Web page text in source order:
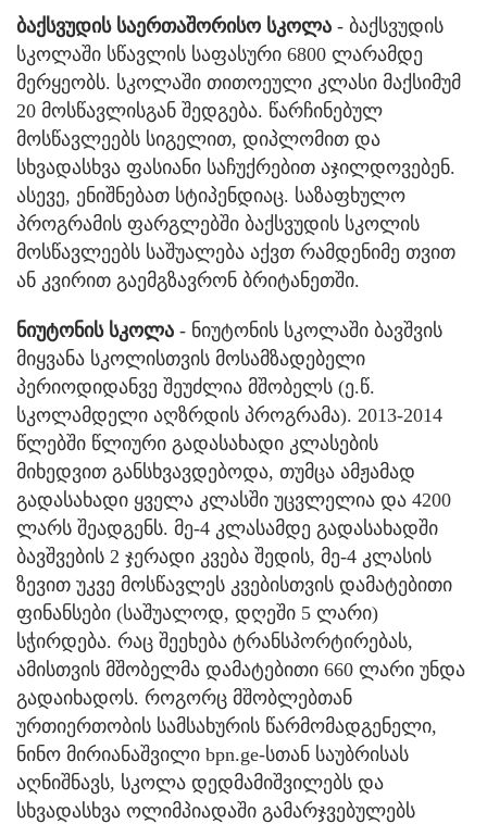
ბაქსვუდის საერთაშორისო სკოლა - ბაქსვუდის
სკოლაში სწავლის საფასური 6800 ლარამდე
მერყეობს. სკოლაში თითოეული კლასი მაქსიმუმ
20 მოსწავლისგან შედგება. წარჩინებულ
მოსწავლეებს სიგელით, დიპლომით და
სხვადასხვა ფასიანი საჩუქრებით აჯილდოვებენ.
ასევე, ენიშნებათ სტიპენდიაც. საზაფხულო
პროგრამის ფარგლებში ბაქსვუდის სკოლის
მოსწავლეებს საშუალება აქვთ რამდენიმე თვით
ან კვირით გაემგზავრონ ბრიტანეთში.
ნიუტონის სკოლა - ნიუტონის სკოლაში ბავშვის
მიყვანა სკოლისთვის მოსამზადებელი
პერიოდიდანვე შეუძლია მშობელს (ე.წ.
სკოლამდელი აღზრდის პროგრამა). 2013-2014
წლებში წლიური გადასახადი კლასების
მიხედვით განსხვავდებოდა, თუმცა ამჟამად
გადასახადი ყველა კლასში უცვლელია და 4200
ლარს შეადგენს. მე-4 კლასამდე გადასახადში
ბავშვების 2 ჯერადი კვება შედის, მე-4 კლასის
ზევით უკვე მოსწავლეს კვებისთვის დამატებითი
ფინანსები (საშუალოდ, დღეში 5 ლარი)
სჭირდება. რაც შეეხება ტრანსპორტირებას,
ამისთვის მშობელმა დამატებითი 660 ლარი უნდა
გადაიხადოს. როგორც მშობლებთან
ურთიერთობის სამსახურის წარმომადგენელი,
ნინო მირიანაშვილი bpn.ge-სთან საუბრისას
აღნიშნავს, სკოლა დედმამიშვილებს და
სხვადასხვა ოლიმპიადაში გამარჯვებულებს